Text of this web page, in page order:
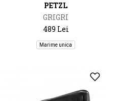
PETZL
GRIGRI
489 Lei
Marime unica